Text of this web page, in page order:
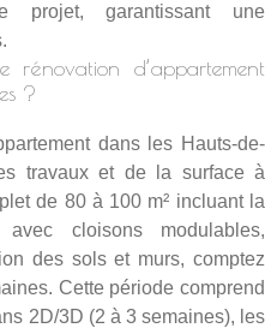
projet, garantissant une
d’appartement
?
dans les Hauts-de-
travaux et de la surface à
de 80 à 100 m² incluant la
avec cloisons modulables,
des sols et murs, comptez
Cette période comprend
2D/3D (2 à 3 semaines), les